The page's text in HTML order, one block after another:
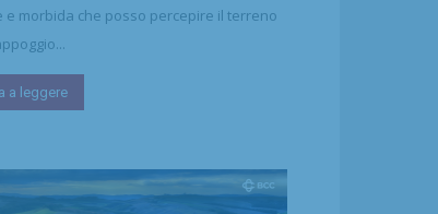
e morbida che posso percepire il terreno
a leggere